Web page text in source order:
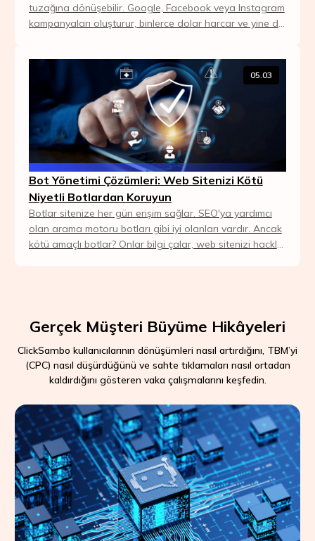
tuzağına dönüşebilir. Google, Facebook veya Instagram
kampanyaları oluşturur, binlerce dolar harcar ve yine de
05.03
Bot Yönetimi Çözümleri: Web Sitenizi Kötü
Niyetli Botlardan Koruyun
Botlar sitenize her gün erişim sağlar. SEO'ya yardımcı
olan arama motoru botları gibi iyi olanları vardır. Ancak
kötü amaçlı botlar? Onlar bilgi çalar, web sitenizi hackler
Gerçek Müşteri Büyüme Hikâyeleri
ClickSambo kullanıcılarının dönüşümleri nasıl artırdığını, TBM’yi
(CPC) nasıl düşürdüğünü ve sahte tıklamaları nasıl ortadan
kaldırdığını gösteren vaka çalışmalarını keşfedin.